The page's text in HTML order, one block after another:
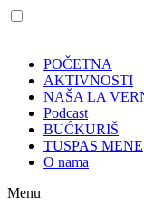
POČETNA
AKTIVNOSTI
NAŠA LA
Podcast
BUĆKURIŠ
TUSPAS MENE
O nama
Menu